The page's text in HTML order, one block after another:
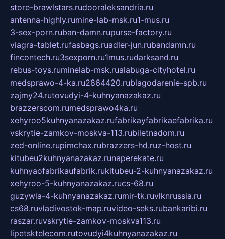
store-brawlstars.rudooraleksandria.ru
antenna-highly.rumine-lab-msk.ru1-mus.ru
3-sex-porn.ruban-damn.rupurse-factory.ru
viagra-tablet.rufasbags.ruadler-jun.rubandamn.ru
fincontech.ru3sexporn.ru1mus.rudarksand.ru
rebus-toys.ruminelab-msk.rualabuga-cityhotel.ru
medsprawo-4-ka.ru2864420.rublagodarenie-spb.ru
zajmy24.rutovudyi-4-kuhnyanazakaz.ru
brazzerscom.rumedsprawo4ka.ru
xehyroo5kuhnyanazakaz.rufabrikayfabrikaefabrika.ru
vskrytie-zamkov-moskva-113.rubiletnadom.ru
zed-online.rupimchax.rubrazzers-hd.ruz-host.ru
kitubeu2kuhnyanazakaz.runaperekate.ru
kuhnyaofabrikaufabrik.rukitubeu-2-kuhnyanazakaz.ru
xehyroo-5-kuhnyanazakaz.rucs-68.ru
guzywia-4-kuhnyanazakaz.rumir-tk.ruvlknrussia.ru
cs68.ruvladivostok-map.ruvideo-seks.rubankaribi.ru
raszar.ruvskrytie-zamkov-moskva113.ru
lipetsktelecom.rutovudyi4kuhnyanazakaz.ru